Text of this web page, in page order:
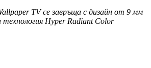
TV се завръща с дизайн от 9 мм
технология Hyper Radiant Color